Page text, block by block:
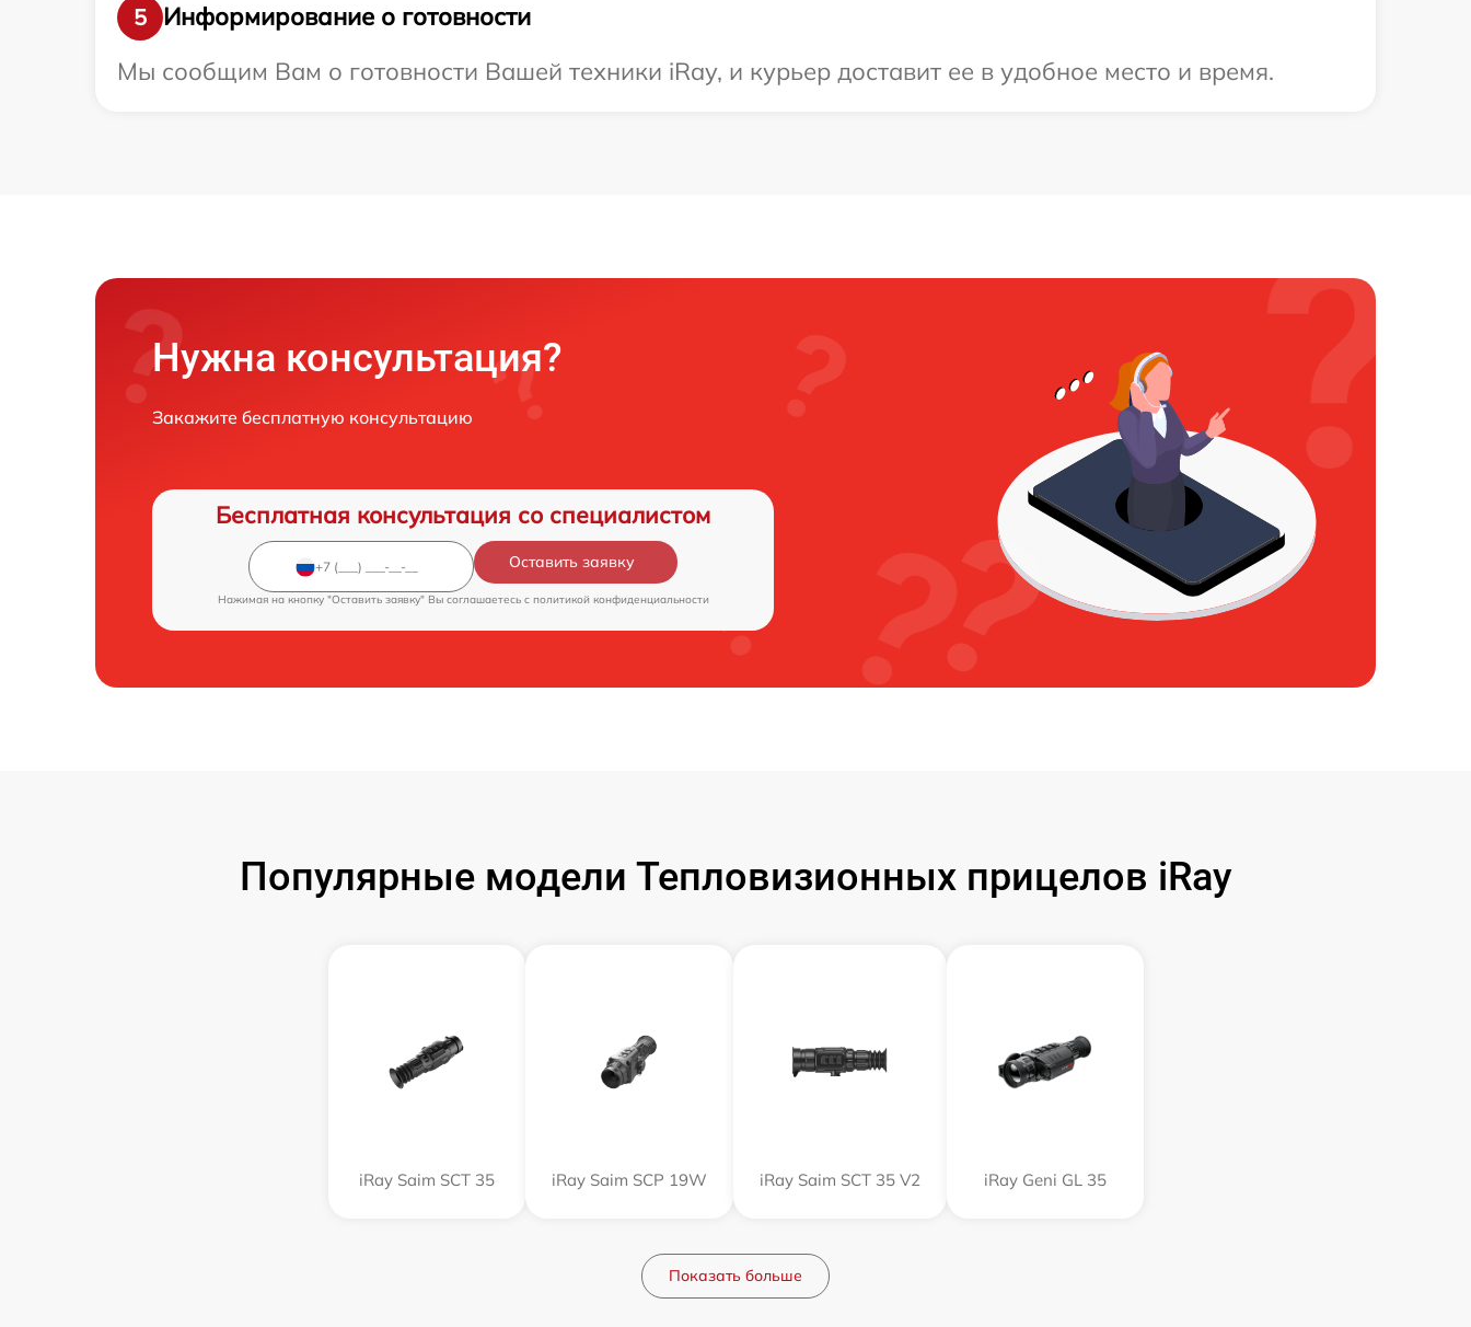
5
Информирование о готовности
Мы сообщим Вам о готовности Вашей техники iRay, и курьер доставит ее в удобное место и время.
Нужна консультация?
Закажите бесплатную консультацию
Бесплатная консультация со специалистом
Оставить заявку
Нажимая на кнопку "Оставить заявку" Вы соглашаетесь c политикой конфиденциальности
Популярные модели Тепловизионных прицелов iRay
iRay Saim SCT 35 iRay Saim SCP 19W iRay Saim SCT 35 V2 iRay Geni GL 35
Показать больше